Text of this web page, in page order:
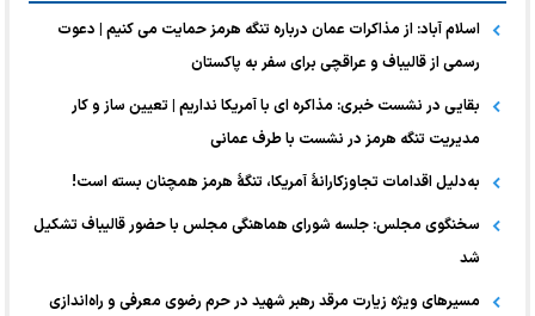
اسلام آباد: از مذاکرات عمان درباره تنگه هرمز حمایت می کنیم | دعوت
رسمی از قالیباف و عراقچی برای سفر به پاکستان
بقایی در نشست خبری: مذاکره ای با آمریکا نداریم | تعیین ساز و کار
مدیریت تنگه هرمز در نشست با طرف عمانی
به‌دلیل اقدامات تجاوزکارانهٔ آمریکا، تنگهٔ هرمز همچنان بسته است!
سخنگوی مجلس: جلسه شورای هماهنگی مجلس با حضور قالیباف تشکیل
شد
مسیرهای ویژه زیارت مرقد رهبر شهید در حرم رضوی معرفی و راه‌اندازی